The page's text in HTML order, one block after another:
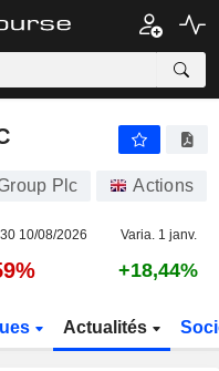
Plc Actions
10/08/2026 Varia. 1 janv.
+18,44%
Actualités